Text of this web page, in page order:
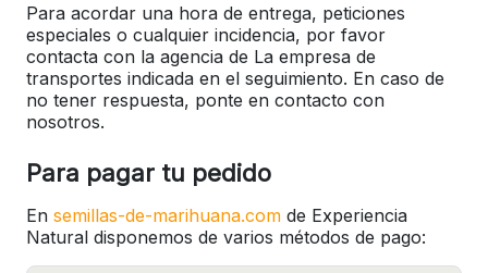
Para acordar una hora de entrega, peticiones
especiales o cualquier incidencia, por favor
contacta con la agencia de La empresa de
transportes indicada en el seguimiento. En caso de
no tener respuesta, ponte en contacto con
nosotros.
Para pagar tu pedido
En semillas-de-marihuana.com de Experiencia
Natural disponemos de varios métodos de pago: